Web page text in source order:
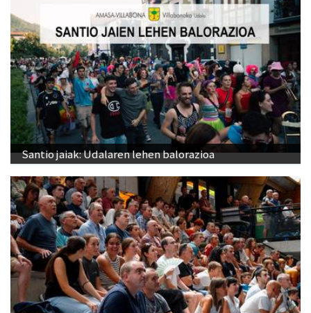
Santio jaiak: Udalaren lehen balorazioa